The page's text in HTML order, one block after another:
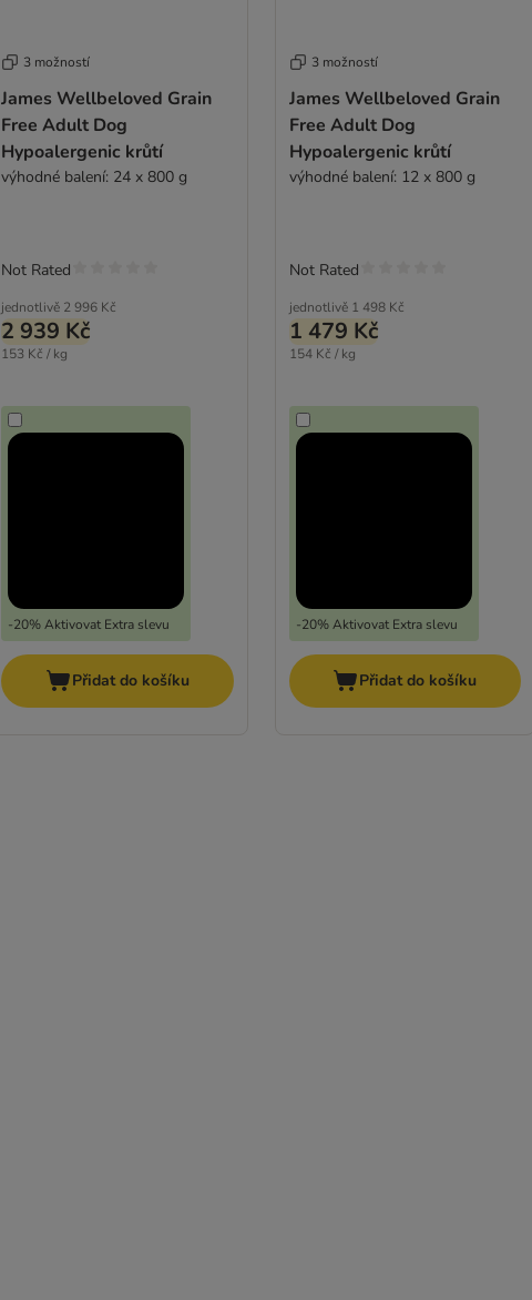
3 možností
James Wellbeloved Grain
Free Adult Dog
Hypoalergenic krůtí
výhodné balení: 24 x 800 g
jednotlivě 2 996 Kč
2 939 Kč
153 Kč / kg
-20% Aktivovat Extra slevu
Not Rated
Přidat do košíku
3 možností
James Wellbeloved Grain
Free Adult Dog
Hypoalergenic krůtí
výhodné balení: 12 x 800 g
jednotlivě 1 498 Kč
1 479 Kč
154 Kč / kg
-20% Aktivovat Extra slevu
Not Rated
Přidat do košíku